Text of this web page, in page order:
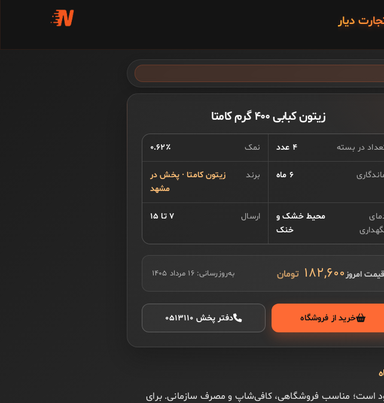
دیار
زیتون کبابی ۴۰۰ گرم کامتا
در بسته ۴ عدد نمک ۰.۶۲٪
۶ ماه برند
زیتون کامتا · پخش در
مشهد
محیط خشک و
خنک
ارسال ۷ تا ۱۵
قیمت امروز۱۸۲,۶۰۰ به‌روزرسانی:۱۶ مرداد ۱۴۰۵
خرید از فروشگاه دفتر پخش ۰۵۱۳۱۱۰
موجود است؛ مناسب فروشگاهی، کافی‌شاپ و مصرف سازمانی. برای